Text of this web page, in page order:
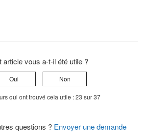
article vous a-t-il été utile ?
Oui Non
qui ont trouvé cela utile : 23 sur 37
questions ? Envoyer une demande